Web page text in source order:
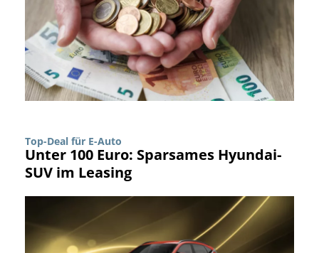
Top-Deal für E-Auto
Unter 100 Euro: Sparsames Hyundai-
SUV im Leasing